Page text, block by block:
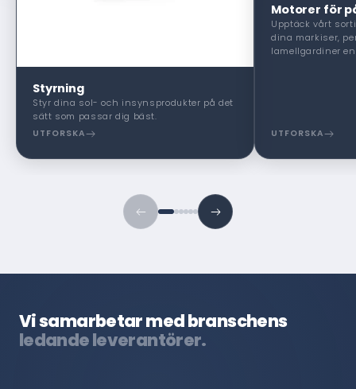
Styrning
Styr dina sol- och insynsprodukter på det
sätt som passar dig bäst.
UTFORSKA
Motorer för
Upptäck vårt
dina markiser,
lamellgardiner
UTFORSKA
Vi samarbetar med branschens
ledande leverantörer.